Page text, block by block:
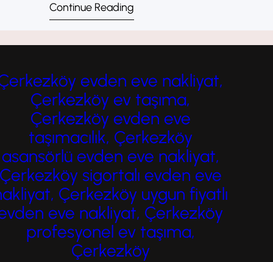
Türkiye’nin üretim ve ticaret ağında
geçen gün artarken; işletmelerin
büyümesi, yer değişikliği veya üretim alanı
genişletme gibi ihtiyaçları da beraberinde
getirmektedir. Bu noktada Çerkezköy ofis…
Continue Reading
evden eve nakliyat,
Çerkezköy ev taşıma,
Çerkezköy evden eve
taşımacılık, Çerkezköy
asansörlü evden eve nakliyat,
sigortalı evden eve
Çerkezköy uygun fiyatlı
eve nakliyat, Çerkezköy
profesyonel ev taşıma,
Çerkezköy